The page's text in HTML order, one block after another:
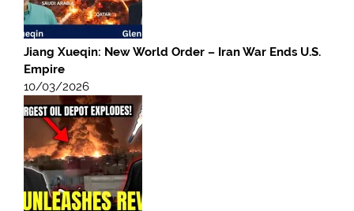
Jiang Xueqin: New World Order – Iran War Ends U.S.
Empire
10/03/2026